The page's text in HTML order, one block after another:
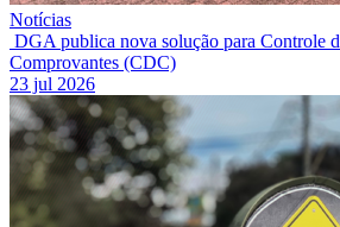
Notícias
DGA publica nova solução para Controle
Comprovantes (CDC)
23 jul 2026